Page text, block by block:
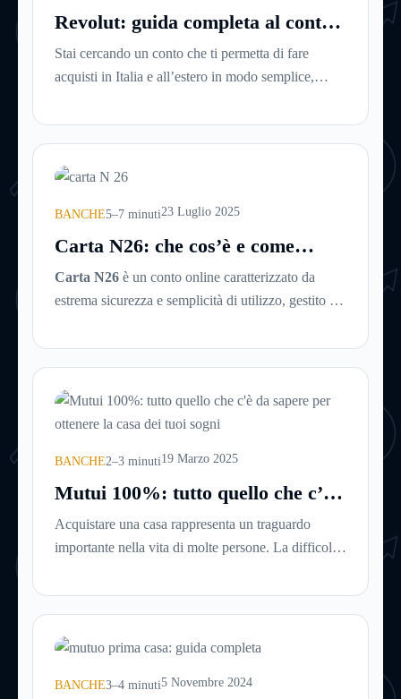
ormai devono essere semplici, immediate e
Revolut: guida completa al conto
digitale del momento
Stai cercando un conto che ti permetta di fare
acquisti in Italia e all’estero in modo semplice,
gestire tutto direttamente dal tuo smartphone, senza
code in banca o documenti cartacei? Allora è il
momento di scoprire Revolut, una delle soluzioni
BANCHE5–7 minuti23 Luglio 2025
Carta N26: che cos’è e come
funziona
Carta N26 è un conto online caratterizzato da
estrema sicurezza e semplicità di utilizzo, gestito da
banca online rientra nel sistema finanziario tedesco
e, nonostante non abbia sedi fisiche, consente il
prelievo di denaro allo sportello in tutto il mondo.
BANCHE2–3 minuti19 Marzo 2025
Mutui 100%: tutto quello che c’è
da sapere per ottenere la casa dei
tuoi sogni
Acquistare una casa rappresenta un traguardo
importante nella vita di molte persone. La difficoltà
capitale per l’anticipo: qui entrano in gioco i mutui
100%, che finanziano l’intero valore dell’immobile
senza richiedere versamenti iniziali. Analizziamone
BANCHE3–4 minuti5 Novembre 2024